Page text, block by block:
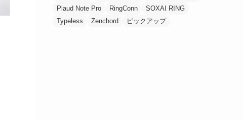
Plaud Note Pro
RingConn
SOXAI RING
Typeless
Zenchord ピックアップ